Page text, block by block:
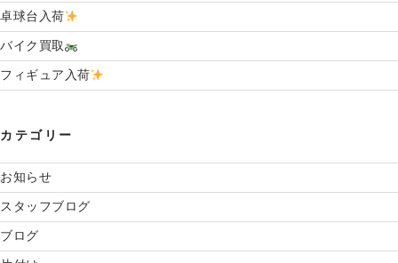
卓球台入荷
バイク買取
フィギュア入荷
カテゴリー
お知らせ
スタッフブログ
ブログ